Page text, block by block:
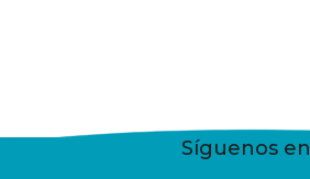
Síguenos en